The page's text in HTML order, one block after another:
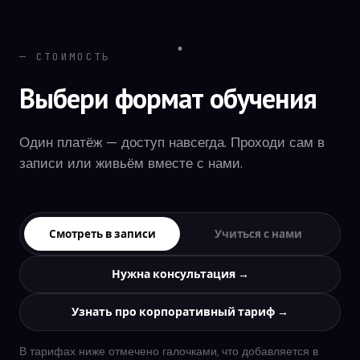
контент-завод: SMM-скилл
нишу
Скачай SMM-скилл и установи в Claude Code
Запусти скилл под свою нишу — посты в твоём
голосе
Поставь на расписание — контент готовится сам
— СТОИМОСТЬ
Выбери формат обучения
Один платёж — доступ навсегда. Проходи сам в
записи или живьём вместе с нами.
Смотреть в записи Учиться с нами
Нужна консультация →
Узнать про корпоративный тариф →
В тарифах ниже отмечено галочками, что добавляется в